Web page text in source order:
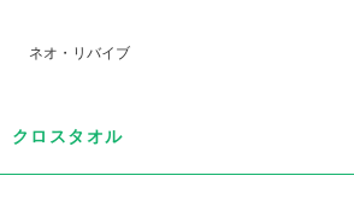
ネオ・リバイブ
クロスタオル